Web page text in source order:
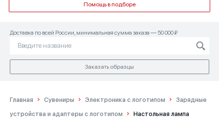
Помощь в подборе
Доставка по всей России, минимальная сумма заказа — 50 000 ₽
Заказать образцы
Главная Сувениры Электроника с логотипом
Зарядные
устройства и адаптеры с логотипом
Настольная лампа